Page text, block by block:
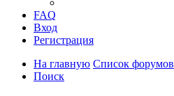
FAQ
Вход
Регистрация
На главную Список форумов
Поиск